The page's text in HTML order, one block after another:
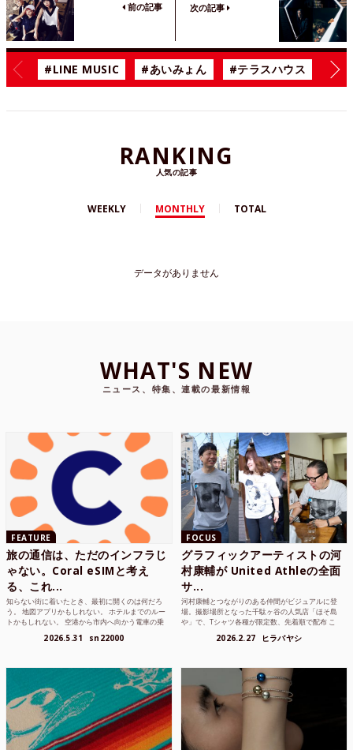
前の記事 次の記事
#LINE MUSIC #あいみょん #テラスハウス #漫
RANKING
人気の記事
WEEKLY MONTHLY TOTAL
データがありません
WHAT'S NEW
ニュース、特集、連載の最新情報
FEATURE
旅の通信は、ただのインフラじ
ゃない。Coral eSIMと考え
る、これ...
知らない街に着いたとき、最初に開くのは何だろ
う。 地図アプリかもしれない。 ホテルまでのルー
トかもしれない。 空港から市内へ向かう電車の乗
2026.5.31 sn22000
FOCUS
グラフィックアーティストの河
村康輔が United Athleの全面
サ...
河村康輔とつながりのある仲間がビジュアルに登
場。撮影場所となった千駄ヶ谷の人気店「ほそ島
や」で、Tシャツ各種が限定数、先着順で配布 こ
2026.2.27 ヒラバヤシ